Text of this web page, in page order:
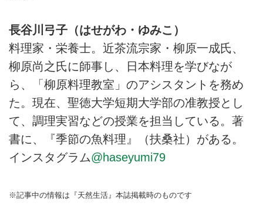
長谷川弓子（はせがわ・ゆみこ）
料理家・栄養士。近茶流宗家・柳原一成氏、
柳原尚之氏に師事し、日本料理を学びなが
ら、「柳原料理教室」のアシスタントを務め
た。現在、聖徳大学短期大学部の准教授とし
て、調理実習などの授業を担当している。著
書に、『季節の魚料理』（扶桑社）がある。
インスタグラム@haseyumi79
※記事中の情報は『天然生活』本誌掲載時のものです